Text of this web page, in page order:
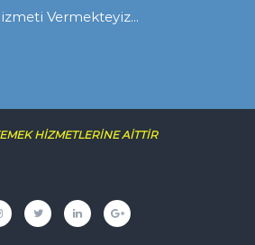
Vermekteyiz...
HİZMETLERİNE AİTTİR
İnstagramtwitter linkedin google